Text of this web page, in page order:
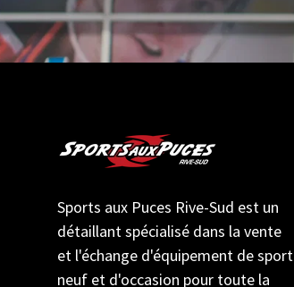
Sports aux Puces Rive-Sud est un
détaillant spécialisé dans la vente
et l'échange d'équipement de sport
neuf et d'occasion pour toute la